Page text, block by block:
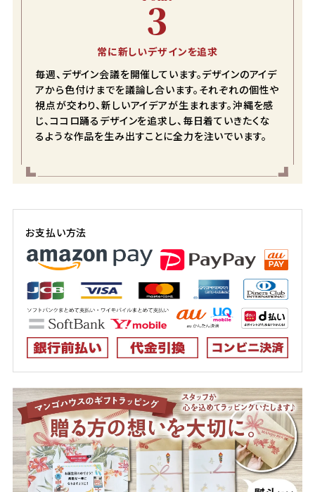
店舗取り寄せ申請
L
在庫切れ
LL
在庫切れ 店舗取り寄せ申請
ピンク
在庫切れ
在庫数1 カートに入れる
L
在庫切れ 店舗取り寄せ申請
LL
在庫切れ 店舗取り寄せ申請
3
常に新しいデザインを追求
毎週、デザイン会議を開催しています。デザインのアイデ
アから色付けまでを議論し合います。それぞれの個性や
視点が交わり、新しいアイデアが生まれます。沖縄を感
じ、ココロ踊るデザインを追求し、毎日着ていきたくな
るような作品を生み出すことに全力を注いでいます。
お支払い方法